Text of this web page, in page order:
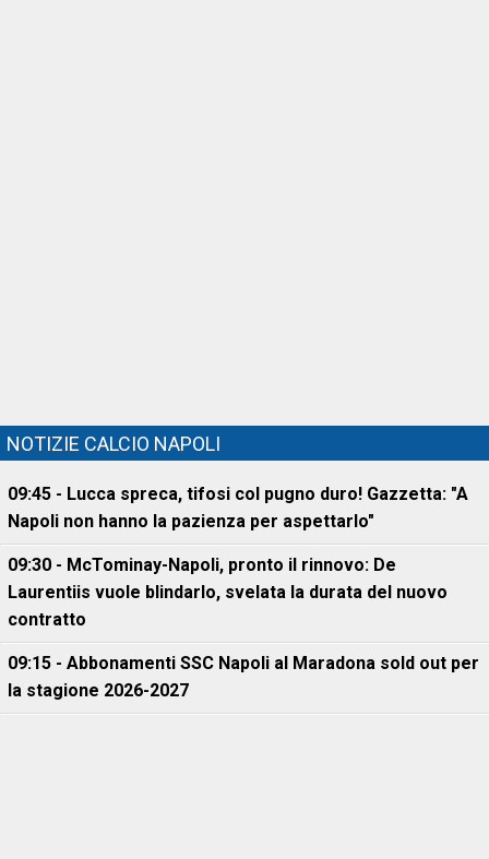
NOTIZIE CALCIO NAPOLI
09:45 - Lucca spreca, tifosi col pugno duro! Gazzetta: "A
Napoli non hanno la pazienza per aspettarlo"
09:30 - McTominay-Napoli, pronto il rinnovo: De
Laurentiis vuole blindarlo, svelata la durata del nuovo
contratto
09:15 - Abbonamenti SSC Napoli al Maradona sold out per
la stagione 2026-2027